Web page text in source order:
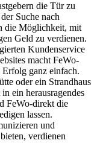
die Tür zu
Suche nach
die Möglichkeit, mit
Geld zu verdienen.
Kundenservice
macht FeWo-
Erfolg ganz einfach.
oder ein Strandhaus
ein herausragendes
FeWo-direkt die
lassen.
und
verdienen